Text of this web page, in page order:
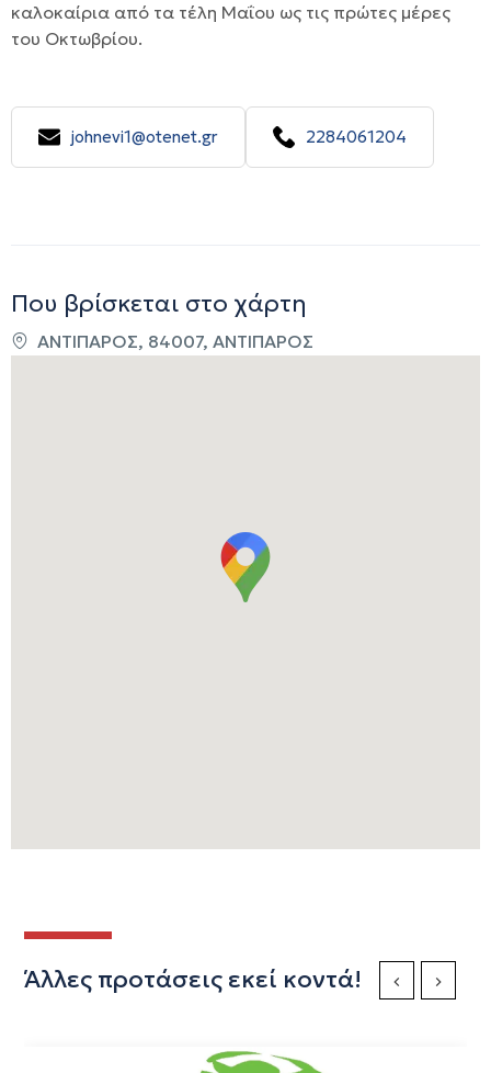
καλοκαίρια από τα τέλη Μαΐου ως τις πρώτες μέρες
του Οκτωβρίου.
johnevi1@otenet.gr 2284061204
Που βρίσκεται στο χάρτη
ΑΝΤΙΠΑΡΟΣ, 84007, ΑΝΤΙΠΑΡΟΣ
Άλλες προτάσεις εκεί κοντά! Previous Slide
Next